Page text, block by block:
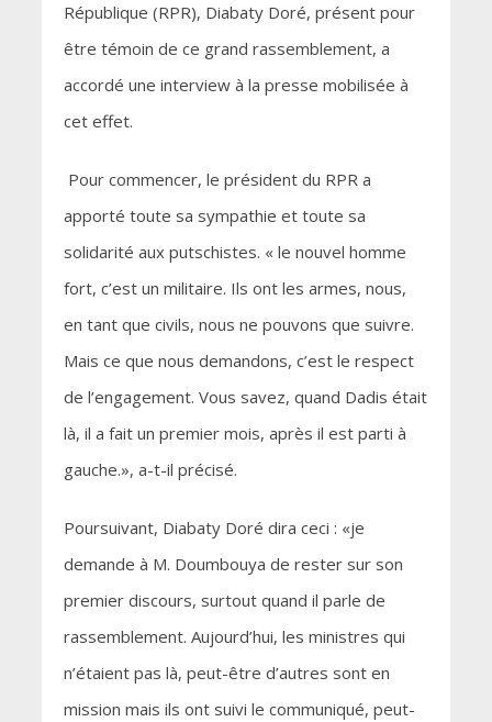
République (RPR), Diabaty Doré, présent pour
être témoin de ce grand rassemblement, a
accordé une interview à la presse mobilisée à
cet effet.
Pour commencer, le président du RPR a
apporté toute sa sympathie et toute sa
solidarité aux putschistes. « le nouvel homme
fort, c’est un militaire. Ils ont les armes, nous,
en tant que civils, nous ne pouvons que suivre.
Mais ce que nous demandons, c’est le respect
de l’engagement. Vous savez, quand Dadis était
là, il a fait un premier mois, après il est parti à
gauche.», a-t-il précisé.
Poursuivant, Diabaty Doré dira ceci : «je
demande à M. Doumbouya de rester sur son
premier discours, surtout quand il parle de
rassemblement. Aujourd’hui, les ministres qui
n’étaient pas là, peut-être d’autres sont en
mission mais ils ont suivi le communiqué, peut-